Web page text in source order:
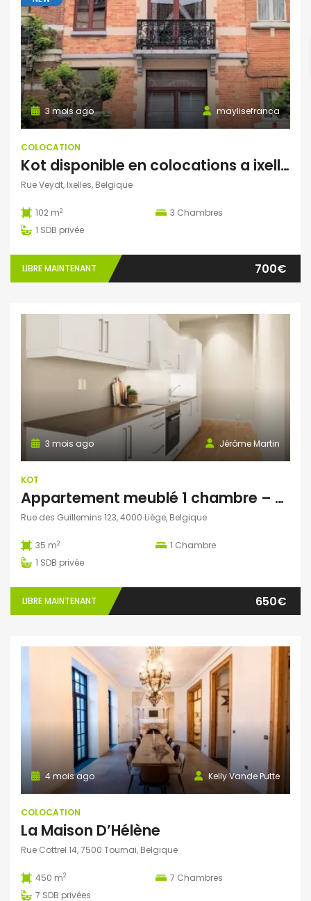
maylisefranca
3 mois ago
COLOCATION
Kot disponible en colocations a ixelles
Rue Veydt, Ixelles, Belgique
102 m2 3 Chambres
1 SDB privée
LIBRE MAINTENANT 700€
Jérôme Martin
3 mois ago
KOT
Appartement meublé 1 chambre – Guillemins – proche gare
Rue des Guillemins 123, 4000 Liège, Belgique
35 m2 1 Chambre
1 SDB privée
LIBRE MAINTENANT 650€
Kelly Vande Putte
4 mois ago
COLOCATION
La Maison D’Hélène
Rue Cottrel 14, 7500 Tournai, Belgique
450 m2 7 Chambres
7 SDB privées